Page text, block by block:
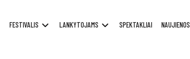
FESTIVALIS LANKYTOJAMS SPEKTAKLIAI NAUJIENOS